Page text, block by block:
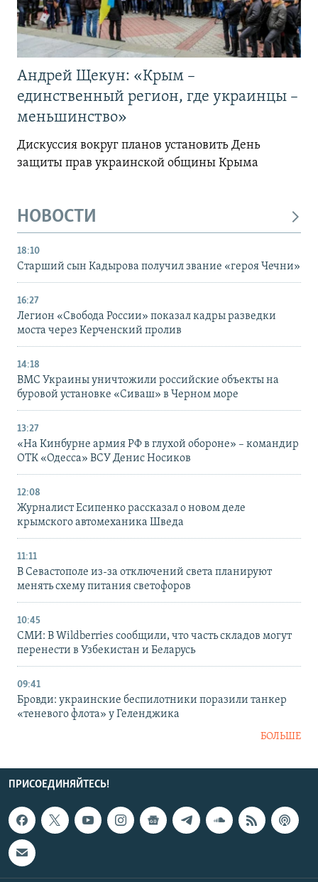
Андрей Щекун: «Крым –
единственный регион, где украинцы –
меньшинство»
Дискуссия вокруг планов установить День
защиты прав украинской общины Крыма
НОВОСТИ
18:10
Старший сын Кадырова получил звание «героя Чечни»
16:27
Легион «Свобода России» показал кадры разведки
моста через Керченский пролив
14:18
ВМС Украины уничтожили российские объекты на
буровой установке «Сиваш» в Черном море
13:27
«На Кинбурне армия РФ в глухой обороне» – командир
ОТК «Одесса» ВСУ Денис Носиков
12:08
Журналист Есипенко рассказал о новом деле
крымского автомеханика Шведа
11:11
В Севастополе из-за отключений света планируют
менять схему питания светофоров
10:45
СМИ: В Wildberries сообщили, что часть складов могут
перенести в Узбекистан и Беларусь
09:41
Бровди: украинские беспилотники поразили танкер
«теневого флота» у Геленджика
БОЛЬШЕ
ПРИСОЕДИНЯЙТЕСЬ!